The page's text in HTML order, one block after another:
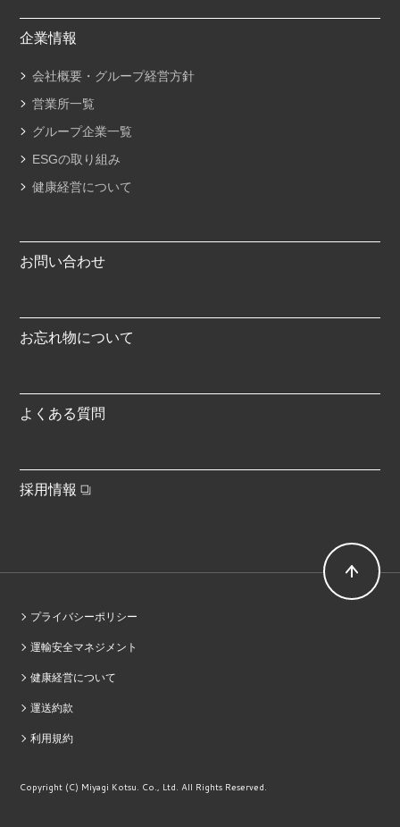
企業情報
会社概要・グループ経営方針
営業所一覧
グループ企業一覧
ESGの取り組み
健康経営について
お問い合わせ
お忘れ物について
よくある質問
採用情報
プライバシーポリシー
運輸安全マネジメント
健康経営について
運送約款
利用規約
Copyright (C) Miyagi Kotsu. Co., Ltd. All Rights Reserved.